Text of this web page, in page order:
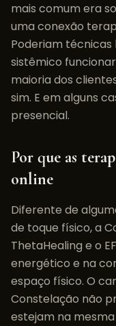
mais comum era
uma conexão
Poderiam
sistêmico
maioria dos
sim. E em alguns
presencial.
Por que as
online
Diferente de
de toque físico, a
ThetaHealing e o
energético e na
espaço físico. O
Constelação não
estejam na